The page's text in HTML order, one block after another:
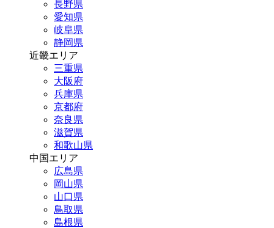
長野県
愛知県
岐阜県
静岡県
近畿エリア
三重県
大阪府
兵庫県
京都府
奈良県
滋賀県
和歌山県
中国エリア
広島県
岡山県
山口県
鳥取県
島根県